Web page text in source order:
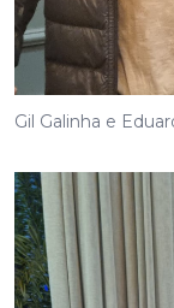
Gil Galinha e